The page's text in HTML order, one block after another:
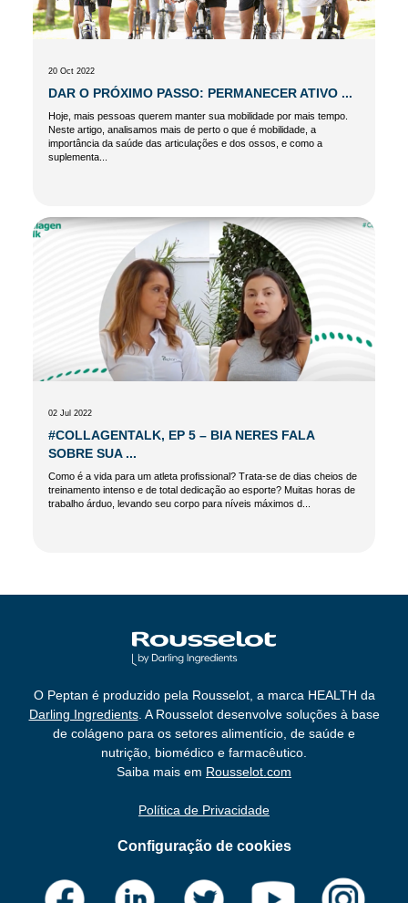
20 Oct 2022
DAR O PRÓXIMO PASSO: PERMANECER ATIVO ...
Hoje, mais pessoas querem manter sua mobilidade por mais tempo.
Neste artigo, analisamos mais de perto o que é mobilidade, a
importância da saúde das articulações e dos ossos, e como a
suplementa...
02 Jul 2022
#COLLAGENTALK, EP 5 – BIA NERES FALA
SOBRE SUA ...
Como é a vida para um atleta profissional? Trata-se de dias cheios de
treinamento intenso e de total dedicação ao esporte? Muitas horas de
trabalho árduo, levando seu corpo para níveis máximos d...
O Peptan é produzido pela Rousselot, a marca HEALTH da
Darling Ingredients. A Rousselot desenvolve soluções à base
de colágeno para os setores alimentício, de saúde e
nutrição, biomédico e farmacêutico.
Saiba mais em Rousselot.com
Política de Privacidade
Configuração de cookies